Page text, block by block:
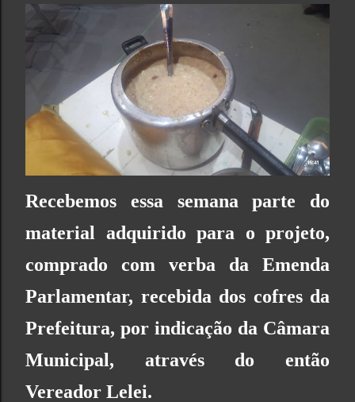
Recebemos essa semana parte do
material adquirido para o projeto,
comprado com verba da Emenda
Parlamentar, recebida dos cofres da
Prefeitura, por indicação da Câmara
Municipal, através do então
Vereador Lelei.